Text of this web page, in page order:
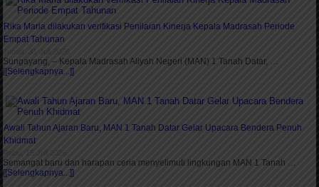
Rika Maria dilakukan verifikasi Penilaian Kinerja Kepala Madrasah Periode
Empat Tahunan
Jumat, 31 Juli 2026
Sungayang, – Kepala Madrasah Aliyah Negeri (MAN) 1 Tanah Datar, …
[[Selengkapnya...]]
Awali Tahun Ajaran Baru, MAN 1 Tanah Datar Gelar Upacara Bendera Penuh
Khidmat
Rabu, 15 Juli 2026
Semangat baru dan harapan ceria menyelimuti lingkungan MAN 1 Tanah …
[[Selengkapnya...]]